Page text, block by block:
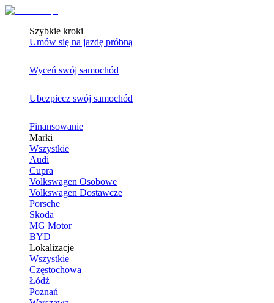
Szybkie kroki
Umów się na jazdę próbną
Wyceń swój samochód
Ubezpiecz swój samochód
Finansowanie
Marki
Wszystkie
Audi
Cupra
Volkswagen Osobowe
Volkswagen Dostawcze
Porsche
Skoda
MG Motor
BYD
Lokalizacje
Wszystkie
Częstochowa
Łódź
Poznań